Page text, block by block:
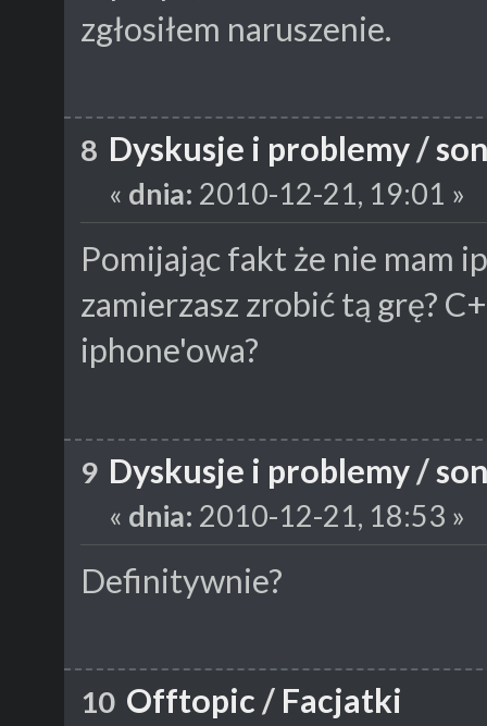
zgłosiłem naruszenie.
8 Dyskusje i problemy/
« dnia: 2010-12-21, 19:01 »
Pomijając fakt że nie mam
zamierzasz zrobić tą grę?
iphone'owa?
9 Dyskusje i problemy/
« dnia: 2010-12-21, 18:53 »
Definitywnie?
10 Offtopic / Facjatki